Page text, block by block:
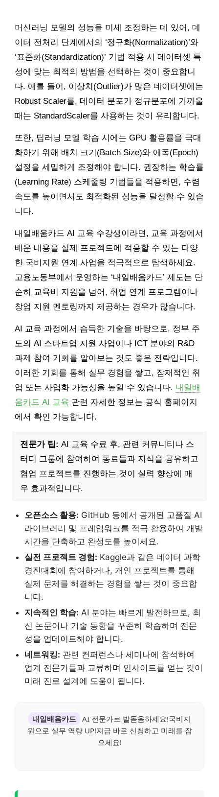
머신러닝 모델의 성능을 미세 조정하는 데 있어, 데
이터 전처리 단계에서의 ‘정규화(Normalization)’와
‘표준화(Standardization)’ 기법 적용 시 데이터셋 특
성에 맞는 최적의 방법을 선택하는 것이 중요합니
다. 예를 들어, 이상치(Outlier)가 많은 데이터셋에는
Robust Scaler를, 데이터 분포가 정규분포에 가까울
때는 StandardScaler를 사용하는 것이 유리합니다.
또한, 딥러닝 모델 학습 시에는 GPU 활용률을 극대
화하기 위해 배치 크기(Batch Size)와 에폭(Epoch)
설정을 세밀하게 조정해야 합니다. 권장하는 학습률
(Learning Rate) 스케줄링 기법들을 적용하면, 수렴
속도를 높이면서도 최적화된 성능을 달성할 수 있습
니다.
내일배움카드 AI 교육 수강생이라면, 교육 과정에서
배운 내용을 실제 프로젝트에 적용할 수 있는 다양
한 국비지원 연계 사업을 적극적으로 탐색하세요.
고용노동부에서 운영하는 ‘내일배움카드’ 제도는 단
순히 교육비 지원을 넘어, 취업 연계 프로그램이나
창업 지원 멘토링까지 제공하는 경우가 많습니다.
AI 교육 과정에서 습득한 기술을 바탕으로, 정부 주
도의 AI 스타트업 지원 사업이나 ICT 분야의 R&D
과제 참여 기회를 알아보는 것도 좋은 전략입니다.
이러한 기회를 통해 실무 경험을 쌓고, 잠재적인 취
업 또는 사업화 가능성을 높일 수 있습니다. 내일배
움카드 AI 교육 관련 자세한 정보는 공식 홈페이지
에서 확인 가능합니다.
전문가 팁: AI 교육 수료 후, 관련 커뮤니티나 스
터디 그룹에 참여하여 동료들과 지식을 공유하고
협업 프로젝트를 진행하는 것이 실력 향상에 매
우 효과적입니다.
오픈소스 활용: GitHub 등에서 공개된 고품질 AI
라이브러리 및 프레임워크를 적극 활용하여 개발
시간을 단축하고 완성도를 높이세요.
실전 프로젝트 경험: Kaggle과 같은 데이터 과학
경진대회에 참여하거나, 개인 프로젝트를 통해
실제 문제를 해결하는 경험을 쌓는 것이 중요합
니다.
지속적인 학습: AI 분야는 빠르게 발전하므로, 최
신 논문이나 기술 동향을 꾸준히 학습하며 전문
성을 업데이트해야 합니다.
네트워킹: 관련 컨퍼런스나 세미나에 참석하여
업계 전문가들과 교류하며 인사이트를 얻는 것이
미래 진로 설계에 도움이 됩니다.
내일배움카드 AI 전문가로 발돋움하세요!국비지
원으로 실무 역량 UP!지금 바로 신청하고 미래를 잡
으세요!